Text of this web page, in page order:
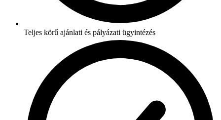
Teljes körű ajánlati és pályázati ügyintézés